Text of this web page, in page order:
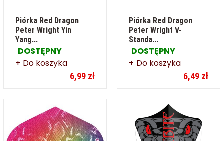
Piórka Red Dragon
Peter Wright Yin
Yang...
DOSTĘPNY
Do koszyka
6,99 zł
Piórka Red Dragon
Peter Wright V-
Standa...
DOSTĘPNY
Do koszyka
6,49 zł